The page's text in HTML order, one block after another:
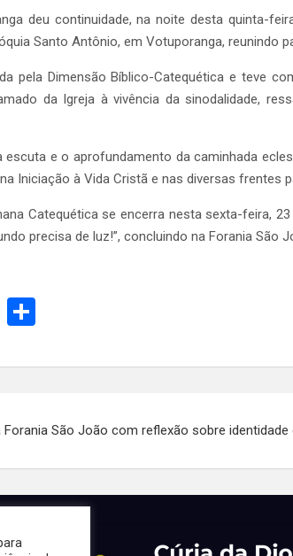
deu continuidade, na noite desta quinta-
Santo Antônio, em Votuporanga,
pela Dimensão Bíblico-Catequética e teve
da Igreja à vivência da sinodalidade,
escuta e o aprofundamento da caminhada
Iniciação à Vida Cristã e nas diversas frentes
Catequética se encerra nesta sexta-feira,
precisa de luz!”, concluindo na Forania
X
ar
São João com reflexão sobre identidade